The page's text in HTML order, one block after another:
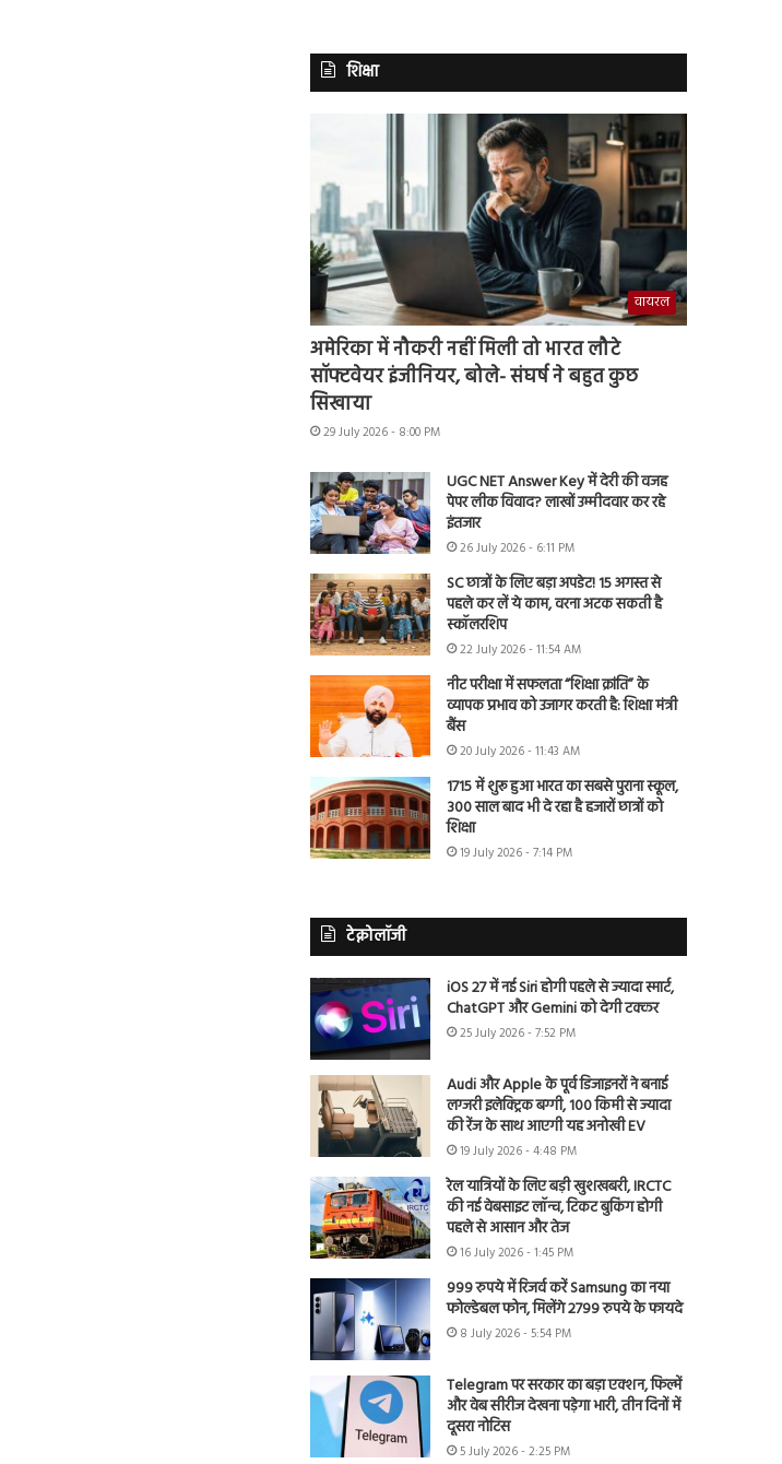
शिक्षा
वायरल
अमेरिका में नौकरी नहीं मिली तो भारत लौटे
सॉफ्टवेयर इंजीनियर, बोले- संघर्ष ने बहुत कुछ
सिखाया
29 July 2026 - 8:00 PM
UGC NET Answer Key में देरी की वजह
पेपर लीक विवाद? लाखों उम्मीदवार कर रहे
इंतजार
26 July 2026 - 6:11 PM
SC छात्रों के लिए बड़ा अपडेट! 15 अगस्त से
पहले कर लें ये काम, वरना अटक सकती है
स्कॉलरशिप
22 July 2026 - 11:54 AM
नीट परीक्षा में सफलता “शिक्षा क्रांति” के
व्यापक प्रभाव को उजागर करती है: शिक्षा मंत्री
बैंस
20 July 2026 - 11:43 AM
1715 में शुरू हुआ भारत का सबसे पुराना स्कूल,
300 साल बाद भी दे रहा है हजारों छात्रों को
शिक्षा
19 July 2026 - 7:14 PM
टेक्नोलॉजी
iOS 27 में नई Siri होगी पहले से ज्यादा स्मार्ट,
ChatGPT और Gemini को देगी टक्कर
25 July 2026 - 7:52 PM
Audi और Apple के पूर्व डिजाइनरों ने बनाई
लग्जरी इलेक्ट्रिक बग्गी, 100 किमी से ज्यादा
की रेंज के साथ आएगी यह अनोखी EV
19 July 2026 - 4:48 PM
रेल यात्रियों के लिए बड़ी खुशखबरी, IRCTC
की नई वेबसाइट लॉन्च, टिकट बुकिंग होगी
पहले से आसान और तेज
16 July 2026 - 1:45 PM
999 रुपये में रिजर्व करें Samsung का नया
फोल्डेबल फोन, मिलेंगे 2799 रुपये के फायदे
8 July 2026 - 5:54 PM
Telegram पर सरकार का बड़ा एक्शन, फिल्में
और वेब सीरीज देखना पड़ेगा भारी, तीन दिनों में
दूसरा नोटिस
5 July 2026 - 2:25 PM